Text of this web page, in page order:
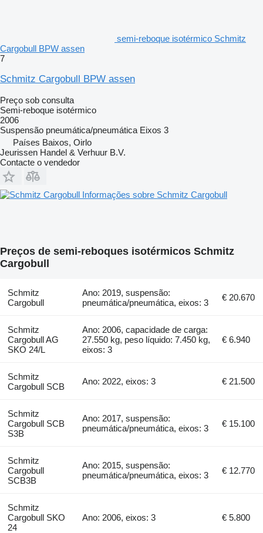
semi-reboque isotérmico Schmitz
Cargobull BPW assen
7
Schmitz Cargobull BPW assen
Preço sob consulta
Semi-reboque isotérmico
2006
Suspensão pneumática/pneumática Eixos 3
Países Baixos, Oirlo
Jeurissen Handel & Verhuur B.V.
Contacte o vendedor
Informações sobre Schmitz Cargobull
Preços de semi-reboques isotérmicos Schmitz
Cargobull
Schmitz
Cargobull
Ano: 2019, suspensão:
pneumática/pneumática, eixos: 3
€ 20.670
Schmitz
Cargobull AG
SKO 24/L
Ano: 2006, capacidade de carga:
27.550 kg, peso líquido: 7.450 kg,
eixos: 3
€ 6.940
Schmitz
Cargobull SCB
Ano: 2022, eixos: 3 € 21.500
Schmitz
Cargobull SCB
S3B
Ano: 2017, suspensão:
pneumática/pneumática, eixos: 3
€ 15.100
Schmitz
Cargobull
SCB3B
Ano: 2015, suspensão:
pneumática/pneumática, eixos: 3
€ 12.770
Schmitz
Cargobull SKO
24
Ano: 2006, eixos: 3 € 5.800